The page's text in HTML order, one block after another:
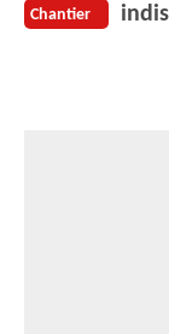
Chantier